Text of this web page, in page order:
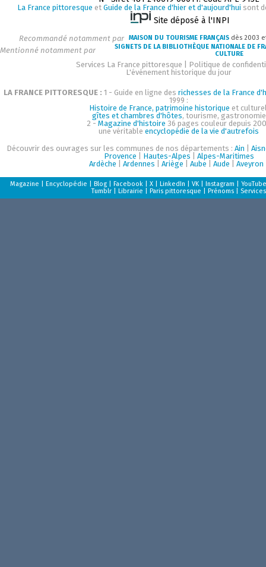
La France pittoresque et Guide de la France d'hier et d'aujourd'hui sont
Site déposé à l'INPI
Recommandé notamment par MAISON DU TOURISME FRANÇAIS dès 2003
Mentionné notamment par
SIGNETS DE LA BIBLIOTHÈQUE NATIONALE DE
CULTURE
Services La France pittoresque
Politique de
L'événement historique du jour
LA FRANCE PITTORESQUE : 1 - Guide en ligne des richesses de la France
1999 :
Histoire de France, patrimoine historique et
gîtes et chambres d'hôtes, tourisme, gastronomie
2 - Magazine d'histoire 36 pages couleur depuis
une véritable encyclopédie de la vie d'autrefois
Découvrir des ouvrages sur les communes de nos départements : Ain
Provence
Hautes-Alpes
Alpes-Maritimes
Ardèche
Ardennes Ariège Aube Aude Aveyron
Magazine Encyclopédie Blog Facebook X LinkedIn VK Instagram
YouTube
Tumblr
Librairie Paris pittoresque Prénoms Services